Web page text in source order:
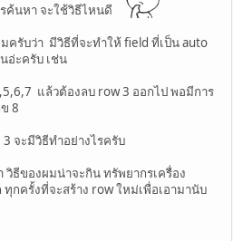
ค้นหา จะใช้วิธีไหนดี
ครับว่า มีวิธีที่จะทำให้ field ที่เป็น auto
อ่ะครับ เช่น
แล้วต้องลบ row 3 ออกไป พอมีการ
8
จะมีวิธีทำอย่างไรครับ
วิธีของผมน่าจะกิน ทรัพยากรเครื่อง
กครั้งที่จะสร้าง row ใหม่เพื่อเอามานับ